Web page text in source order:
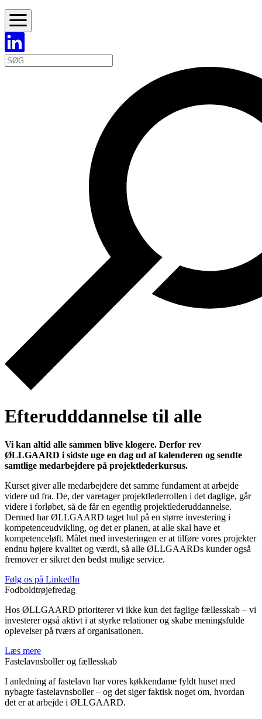
Efterudddannelse til alle
Vi kan altid alle sammen blive klogere. Derfor rev
ØLLGAARD i sidste uge en dag ud af kalenderen og sendte
samtlige medarbejdere på projektlederkursus.
Kurset giver alle medarbejdere det samme fundament at arbejde
videre ud fra. De, der varetager projektlederrollen i det daglige, går
videre i forløbet, så de får en egentlig projektlederuddannelse.
Dermed har ØLLGAARD taget hul på en større investering i
kompetenceudvikling, og det er planen, at alle skal have et
kompetenceløft. Målet med investeringen er at tilføre vores projekter
endnu højere kvalitet og værdi, så alle ØLLGAARDs kunder også
fremover er sikret den bedst mulige service.
Følg os på LinkedIn
Fodboldtrøjefredag
Hos ØLLGAARD prioriterer vi ikke kun det faglige fællesskab – vi
investerer også aktivt i at styrke relationer og skabe meningsfulde
oplevelser på tværs af organisationen.
Læs mere
Fastelavnsboller og fællesskab
I anledning af fastelavn har vores køkkendame fyldt huset med
nybagte fastelavnsboller – og det siger faktisk noget om, hvordan
det er at arbejde i ØLLGAARD.